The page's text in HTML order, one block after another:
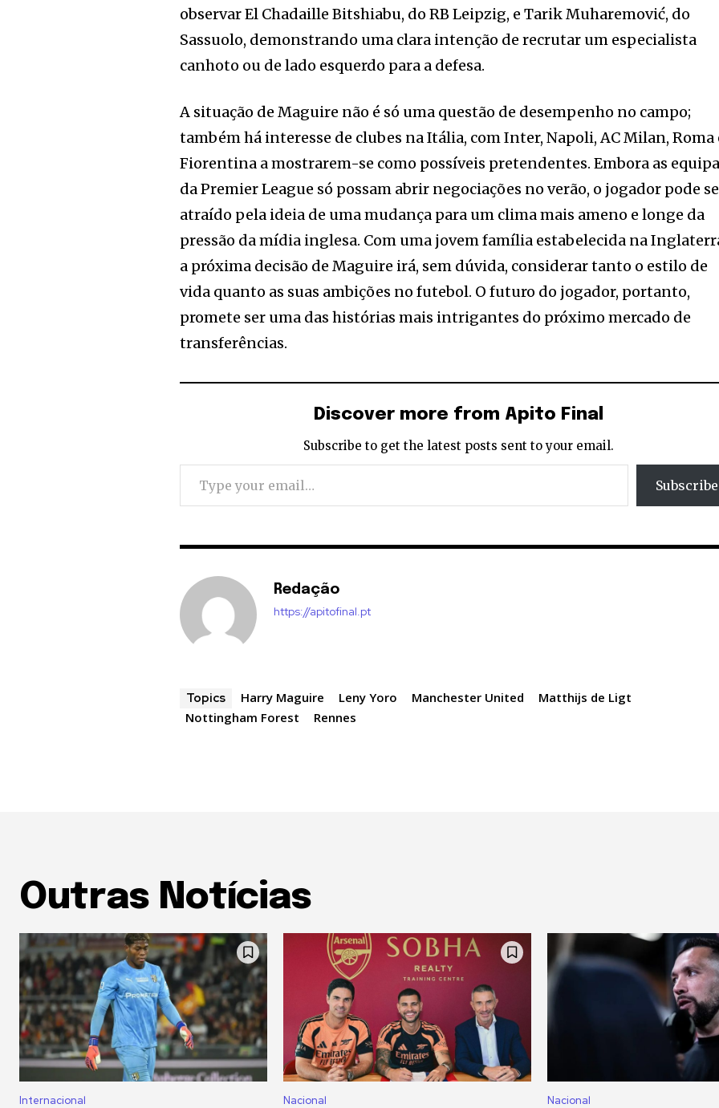
observar El Chadaille Bitshiabu, do RB Leipzig, e Tarik Muharemović, do
Sassuolo, demonstrando uma clara intenção de recrutar um especialista
canhoto ou de lado esquerdo para a defesa.
A situação de Maguire não é só uma questão de desempenho no campo;
também há interesse de clubes na Itália, com Inter, Napoli, AC Milan, Roma
Fiorentina a mostrarem-se como possíveis pretendentes. Embora as
da Premier League só possam abrir negociações no verão, o jogador pode
atraído pela ideia de uma mudança para um clima mais ameno e longe da
pressão da mídia inglesa. Com uma jovem família estabelecida na
a próxima decisão de Maguire irá, sem dúvida, considerar tanto o estilo de
vida quanto as suas ambições no futebol. O futuro do jogador, portanto,
promete ser uma das histórias mais intrigantes do próximo mercado de
transferências.
Discover more from Apito Final
Subscribe to get the latest posts sent to your email.
Type your email…
Subscribe
Redação
https://apitofinal.pt
Topics Harry Maguire Leny Yoro Manchester United
Matthijs de Ligt
Nottingham Forest
Rennes
Outras Notícias
Internacional Nacional Nacional